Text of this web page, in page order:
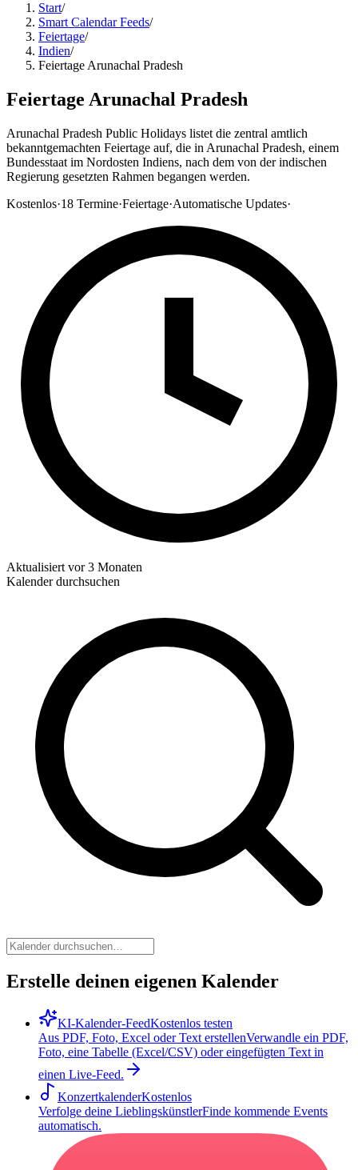
Start/
Smart Calendar Feeds/
Feiertage/
Indien/
Feiertage Arunachal Pradesh
Feiertage Arunachal Pradesh
Arunachal Pradesh Public Holidays listet die zentral amtlich
bekanntgemachten Feiertage auf, die in Arunachal Pradesh, einem
Bundesstaat im Nordosten Indiens, nach dem von der indischen
Regierung gesetzten Rahmen begangen werden.
Kostenlos·18 Termine·Feiertage·Automatische Updates·
Aktualisiert vor 3 Monaten
Kalender durchsuchen
Erstelle deinen eigenen Kalender
KI-Kalender-FeedKostenlos testen
Aus PDF, Foto, Excel oder Text erstellenVerwandle ein PDF,
Foto, eine Tabelle (Excel/CSV) oder eingefügten Text in
einen Live-Feed.
KonzertkalenderKostenlos
Verfolge deine LieblingskünstlerFinde kommende Events
automatisch.